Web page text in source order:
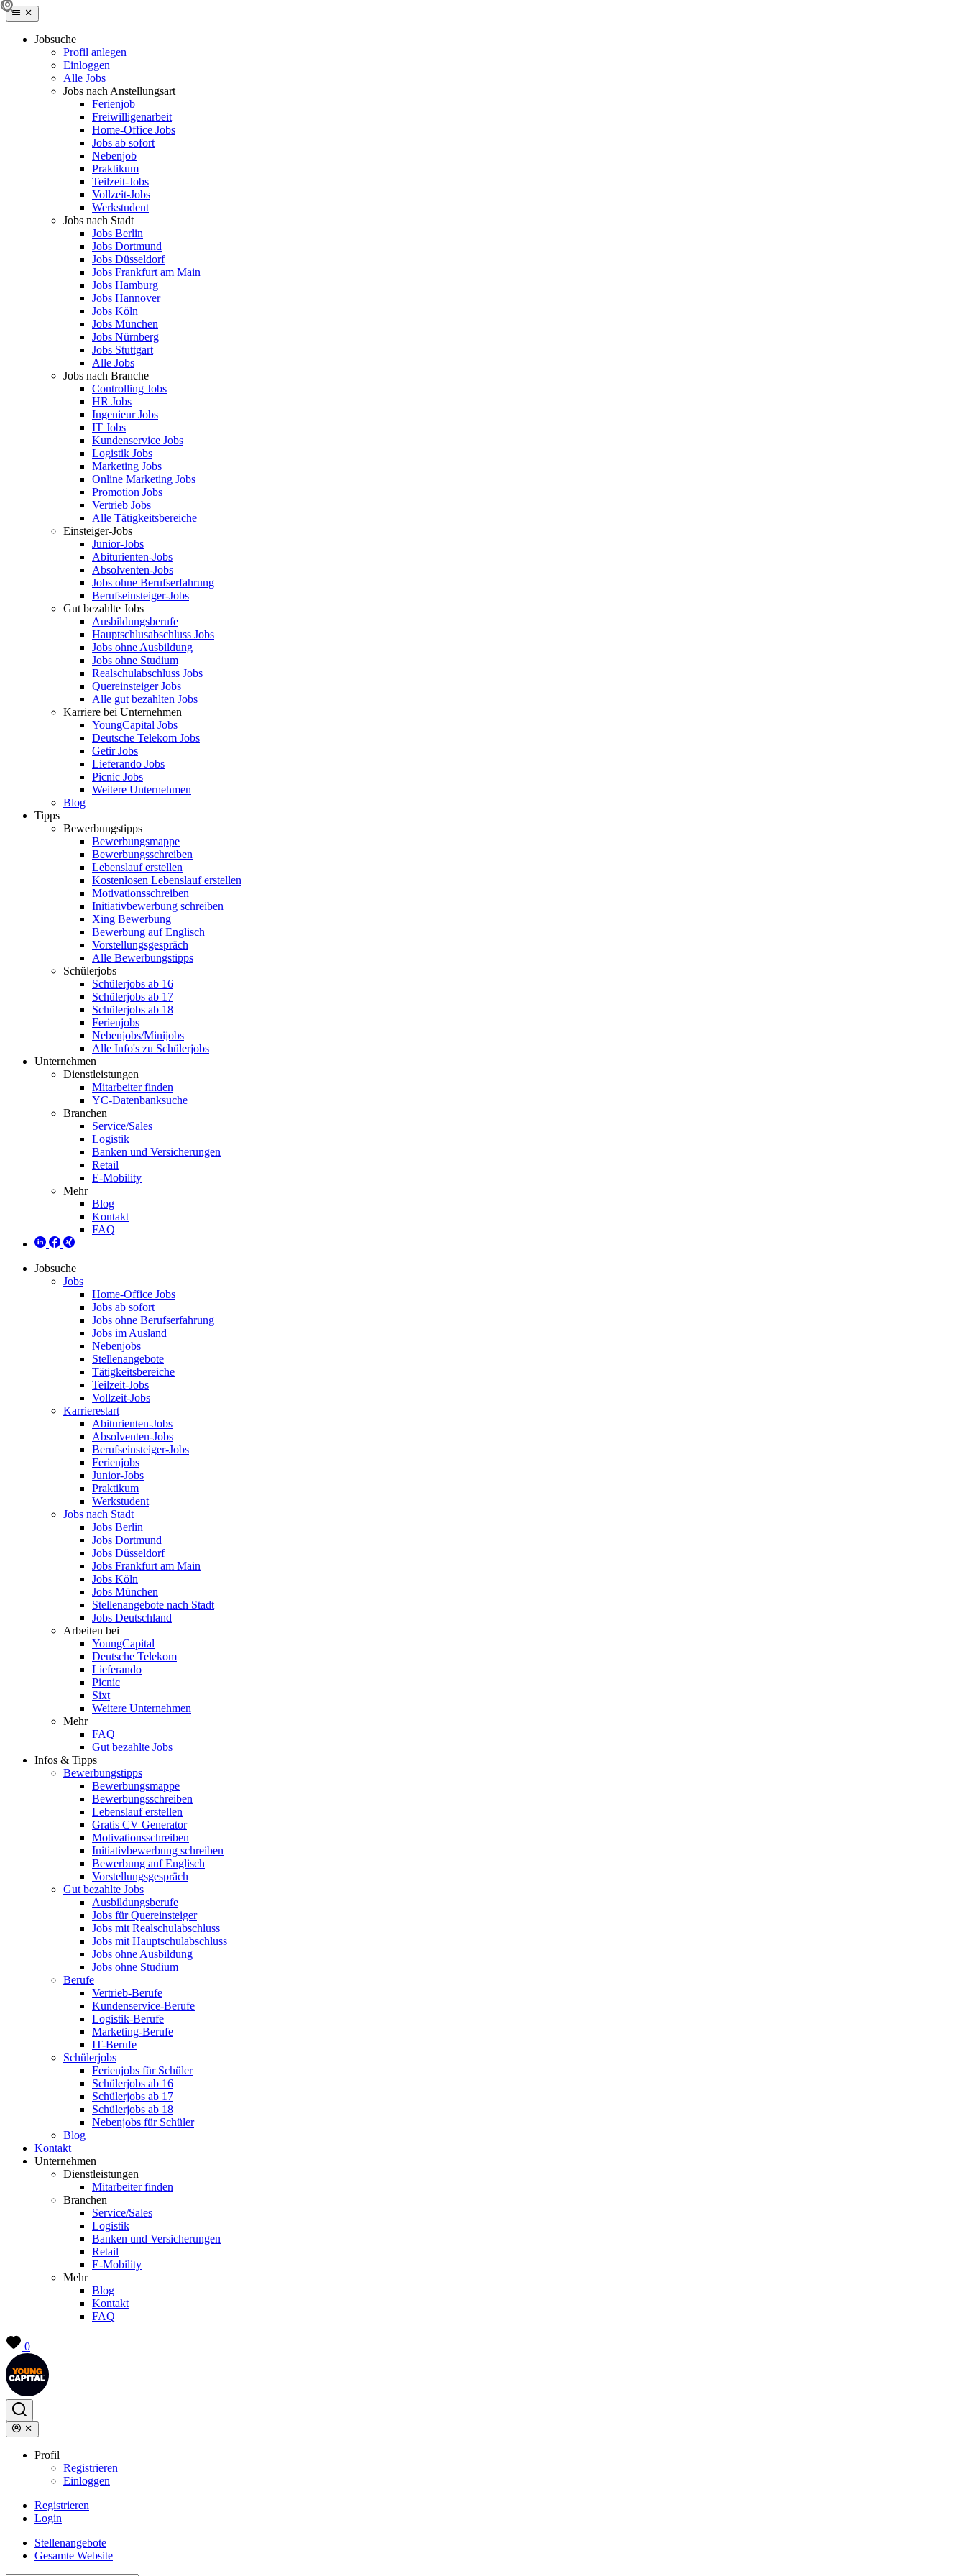
Jobsuche
Profil anlegen
Einloggen
Alle Jobs
Jobs nach Anstellungsart
Ferienjob
Freiwilligenarbeit
Home-Office Jobs
Jobs ab sofort
Nebenjob
Praktikum
Teilzeit-Jobs
Vollzeit-Jobs
Werkstudent
Jobs nach Stadt
Jobs Berlin
Jobs Dortmund
Jobs Düsseldorf
Jobs Frankfurt am Main
Jobs Hamburg
Jobs Hannover
Jobs Köln
Jobs München
Jobs Nürnberg
Jobs Stuttgart
Alle Jobs
Jobs nach Branche
Controlling Jobs
HR Jobs
Ingenieur Jobs
IT Jobs
Kundenservice Jobs
Logistik Jobs
Marketing Jobs
Online Marketing Jobs
Promotion Jobs
Vertrieb Jobs
Alle Tätigkeitsbereiche
Einsteiger-Jobs
Junior-Jobs
Abiturienten-Jobs
Absolventen-Jobs
Jobs ohne Berufserfahrung
Berufseinsteiger-Jobs
Gut bezahlte Jobs
Ausbildungsberufe
Hauptschlusabschluss Jobs
Jobs ohne Ausbildung
Jobs ohne Studium
Realschulabschluss Jobs
Quereinsteiger Jobs
Alle gut bezahlten Jobs
Karriere bei Unternehmen
YoungCapital Jobs
Deutsche Telekom Jobs
Getir Jobs
Lieferando Jobs
Picnic Jobs
Weitere Unternehmen
Blog
Tipps
Bewerbungstipps
Bewerbungsmappe
Bewerbungsschreiben
Lebenslauf erstellen
Kostenlosen Lebenslauf erstellen
Motivationsschreiben
Initiativbewerbung schreiben
Xing Bewerbung
Bewerbung auf Englisch
Vorstellungsgespräch
Alle Bewerbungstipps
Schülerjobs
Schülerjobs ab 16
Schülerjobs ab 17
Schülerjobs ab 18
Ferienjobs
Nebenjobs/Minijobs
Alle Info's zu Schülerjobs
Unternehmen
Dienstleistungen
Mitarbeiter finden
YC-Datenbanksuche
Branchen
Service/Sales
Logistik
Banken und Versicherungen
Retail
E-Mobility
Mehr
Blog
Kontakt
FAQ
Jobsuche
Jobs
Home-Office Jobs
Jobs ab sofort
Jobs ohne Berufserfahrung
Jobs im Ausland
Nebenjobs
Stellenangebote
Tätigkeitsbereiche
Teilzeit-Jobs
Vollzeit-Jobs
Karrierestart
Abiturienten-Jobs
Absolventen-Jobs
Berufseinsteiger-Jobs
Ferienjobs
Junior-Jobs
Praktikum
Werkstudent
Jobs nach Stadt
Jobs Berlin
Jobs Dortmund
Jobs Düsseldorf
Jobs Frankfurt am Main
Jobs Köln
Jobs München
Stellenangebote nach Stadt
Jobs Deutschland
Arbeiten bei
YoungCapital
Deutsche Telekom
Lieferando
Picnic
Sixt
Weitere Unternehmen
Mehr
FAQ
Gut bezahlte Jobs
Infos & Tipps
Bewerbungstipps
Bewerbungsmappe
Bewerbungsschreiben
Lebenslauf erstellen
Gratis CV Generator
Motivationsschreiben
Initiativbewerbung schreiben
Bewerbung auf Englisch
Vorstellungsgespräch
Gut bezahlte Jobs
Ausbildungsberufe
Jobs für Quereinsteiger
Jobs mit Realschulabschluss
Jobs mit Hauptschulabschluss
Jobs ohne Ausbildung
Jobs ohne Studium
Berufe
Vertrieb-Berufe
Kundenservice-Berufe
Logistik-Berufe
Marketing-Berufe
IT-Berufe
Schülerjobs
Ferienjobs für Schüler
Schülerjobs ab 16
Schülerjobs ab 17
Schülerjobs ab 18
Nebenjobs für Schüler
Blog
Kontakt
Unternehmen
Dienstleistungen
Mitarbeiter finden
Branchen
Service/Sales
Logistik
Banken und Versicherungen
Retail
E-Mobility
Mehr
Blog
Kontakt
FAQ
0
Profil
Registrieren
Einloggen
Registrieren
Login
Stellenangebote
Gesamte Website